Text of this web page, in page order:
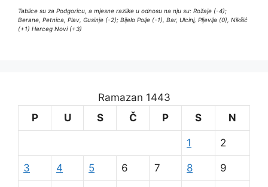
Tablice su za Podgoricu, a mjesne razlike u odnosu na nju su: Rožaje (-4);
Berane, Petnica, Plav, Gusinje (-2); Bijelo Polje (-1), Bar, Ulcinj, Pljevlja (0), Nikšić
(+1) Herceg Novi (+3)
Ramazan 1443
P
U S Č P S N
1 2
3 4 5 6 7 8 9